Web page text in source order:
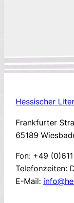
Hessischer
Frankfurter
65189
Fon: +49
Telefonzeiten:
E-Mail: